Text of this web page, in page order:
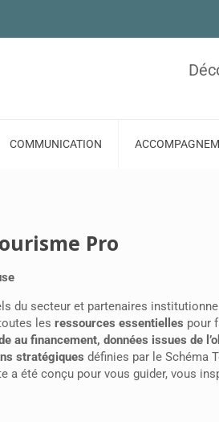
COMMUNICATION
Pro
du secteur et partenaires
les ressources essentielles pour
au financement, données issues de
stratégiques définies par le Schéma
a été conçu pour vous guider, vous